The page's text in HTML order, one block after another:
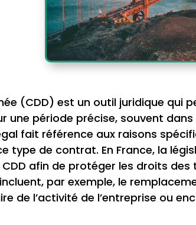
(CDD) est un outil juridique qui
une période précise, souvent dans
fait référence aux raisons
type de contrat. En France, la
afin de protéger les droits des
par exemple, le
de l’activité de l’entreprise ou